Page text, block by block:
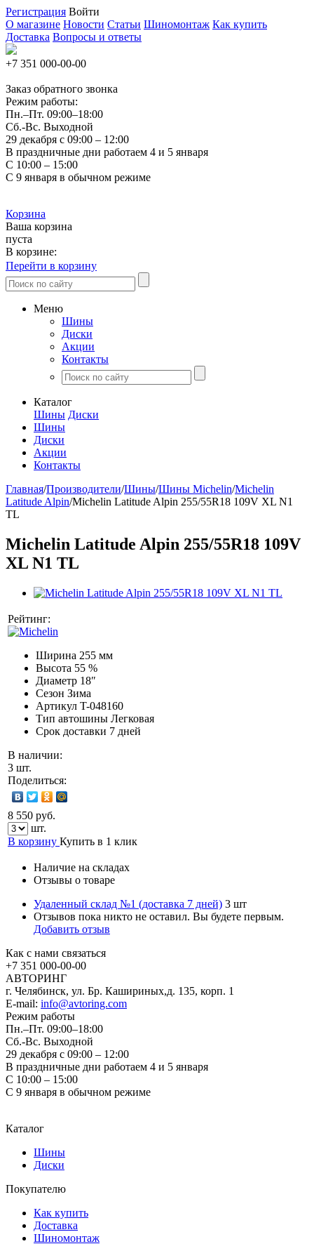
Регистрация Войти
О магазине Новости Статьи Шиномонтаж Как купить
Доставка Вопросы и ответы
+7 351 000-00-00
Заказ обратного звонка
Режим работы:
Пн.–Пт. 09:00–18:00
Сб.-Вс. Выходной
29 декабря с 09:00 – 12:00
В праздничные дни работаем 4 и 5 января
С 10:00 – 15:00
С 9 января в обычном режиме
Корзина
Ваша корзина
пуста
В корзине:
Перейти в корзину
Меню
Шины
Диски
Акции
Контакты
Каталог
Шины Диски
Шины
Диски
Акции
Контакты
Главная/Производители/Шины/Шины Michelin/Michelin
Latitude Alpin/Michelin Latitude Alpin 255/55R18 109V XL N1
TL
Michelin Latitude Alpin 255/55R18 109V
XL N1 TL
Рейтинг:
Ширина 255 мм
Высота 55 %
Диаметр 18″
Сезон Зима
Артикул T-048160
Тип автошины Легковая
Срок доставки 7 дней
В наличии:
3 шт.
Поделиться:
8 550 руб.
шт.
В корзину Купить в 1 клик
Наличие на складах
Отзывы о товаре
Удаленный склад №1 (доставка 7 дней) 3 шт
Отзывов пока никто не оставил. Вы будете первым.
Добавить отзыв
Как с нами связаться
+7 351 000-00-00
АВТОРИНГ
г. Челябинск, ул. Бр. Кашириных,д. 135, корп. 1
E-mail: info@avtoring.com
Режим работы
Пн.–Пт. 09:00–18:00
Сб.-Вс. Выходной
29 декабря с 09:00 – 12:00
В праздничные дни работаем 4 и 5 января
С 10:00 – 15:00
С 9 января в обычном режиме
Каталог
Шины
Диски
Покупателю
Как купить
Доставка
Шиномонтаж